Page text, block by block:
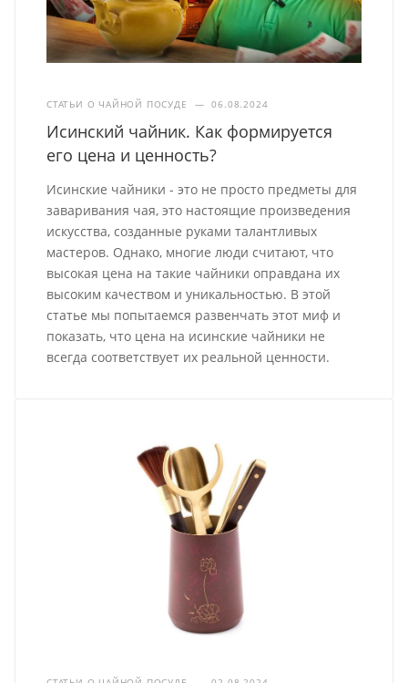
СТАТЬИ О ЧАЙНОЙ ПОСУДЕ — 06.08.2024
Исинский чайник. Как формируется
его цена и ценность?
Исинские чайники - это не просто предметы для
заваривания чая, это настоящие произведения
искусства, созданные руками талантливых
мастеров. Однако, многие люди считают, что
высокая цена на такие чайники оправдана их
высоким качеством и уникальностью. В этой
статье мы попытаемся развенчать этот миф и
показать, что цена на исинские чайники не
всегда соответствует их реальной ценности.